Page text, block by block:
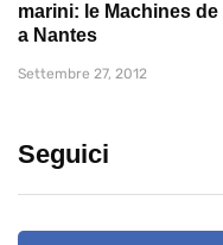
marini: le Machines de
a Nantes
Settembre 27, 2012
Seguici